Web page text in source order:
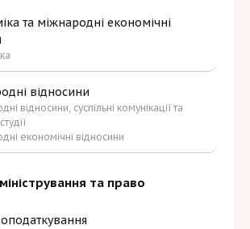
та міжнародні економічні
відносини
відносини, суспільні комунікації та
економічні відносини
та право
оподаткування